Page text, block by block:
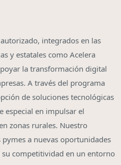
integrados en las
y estatales como Acelera
la transformación digital
A través del programa
de soluciones tecnológicas
especial en impulsar el
zonas rurales. Nuestro
a nuevas oportunidades
competitividad en un entorno